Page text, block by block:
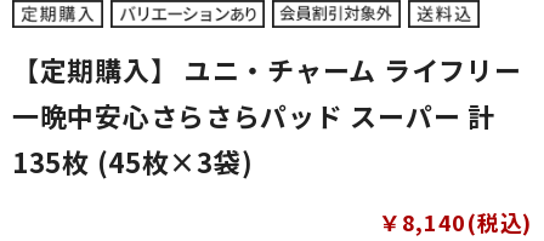
【定期購入】 ユニ・チャーム ライフリー
一晩中安心さらさらパッド スーパー 計
135枚 (45枚×3袋)
￥8,140(税込)